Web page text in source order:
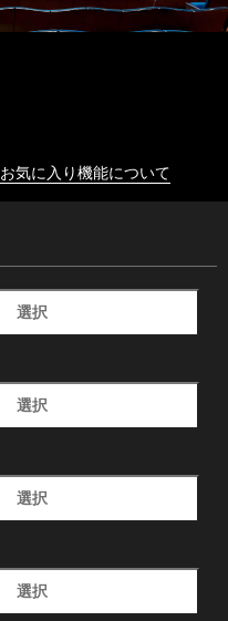
お気に入り機能について
選択
選択
選択
選択